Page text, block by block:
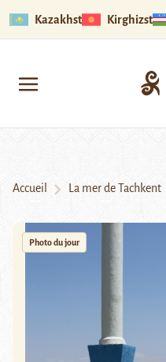
Kazakhstan Kirghizstan
Accueil La mer de Tachkent
Photo du jour